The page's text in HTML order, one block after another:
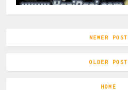
NEWER POST
OLDER POST
HOME